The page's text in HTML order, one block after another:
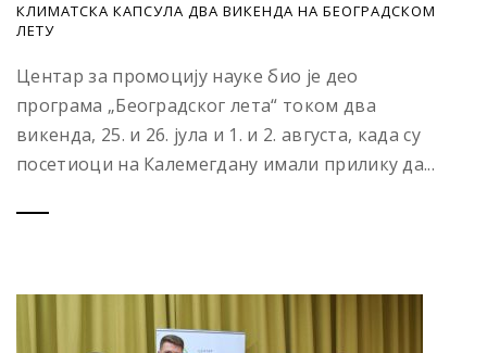
КЛИМАТСКА КАПСУЛА ДВА ВИКЕНДА НА БЕОГРАДСКОМ
ЛЕТУ
Центар за промоцију науке био је део
програма „Београдског лета“ током два
викенда, 25. и 26. јула и 1. и 2. августа, када су
посетиоци на Калемегдану имали прилику да...